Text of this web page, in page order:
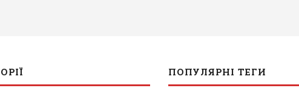
ПОПУЛЯРНІ ТЕГИ